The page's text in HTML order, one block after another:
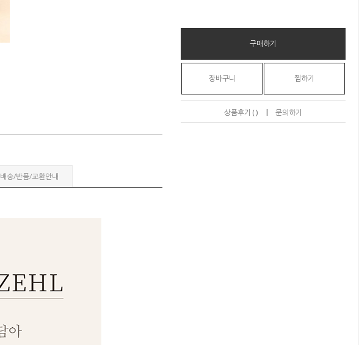
배송/반품/교환안내
구매하기
장바구니 찜하기
상품후기 ( ) | 문의하기